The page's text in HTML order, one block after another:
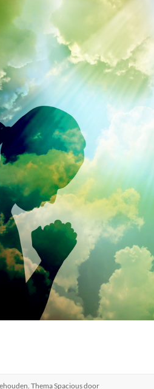
ThemaSpaciousdoor